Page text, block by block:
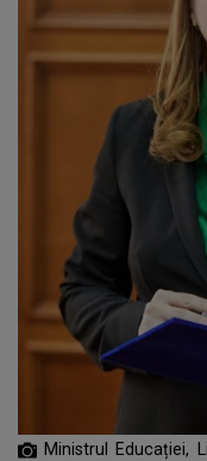
Ministrul Educației,